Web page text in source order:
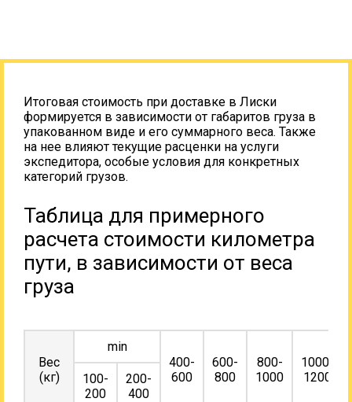
Итоговая стоимость при доставке в Лиски
формируется в зависимости от габаритов груза в
упакованном виде и его суммарного веса. Также
на нее влияют текущие расценки на услуги
экспедитора, особые условия для конкретных
категорий грузов.
Таблица для примерного
расчета стоимости километра
пути, в зависимости от веса
груза
Вес
(кг)
min
400-
600
600-
800
800-
1000
1000-
1200
100-
200
200-
400